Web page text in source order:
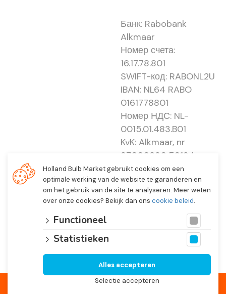
Банк: Rabobank
Alkmaar
Номер счета:
16.17.78.801
SWIFT-код: RABONL2U
IBAN: NL64 RABO
0161778801
Номер НДС: NL-
0015.01.483.B01
KvK: Alkmaar, nr
37000830 E0194 -
EBO 505
© 2026 Holland Bulb Market, Heiloo Нидерланды
Holland Bulb Market gebruikt cookies om een
optimale werking van de website te garanderen en
om het gebruik van de site te analyseren. Meer weten
over onze cookies? Bekijk dan ons cookie beleid.
Functioneel
Statistieken
Selectie accepteren
Alles accepteren